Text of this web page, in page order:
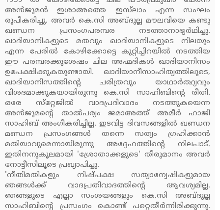
അന്‍ജുമന്‍ ഇശാഅത്തെ ഇസ്‌ലാം എന്ന സംഘം
രൂപീകരിച്ചു. അവര്‍ കെ.സി അബ്ദുല്ല മൗലവിയെ കണ്ടു
ഖണ്ഡന പ്രസംഗപരമ്പര നടത്താനാഭ്യര്‍ഥിച്ചു.
ഖാദിയാനികളുടെ മതവും ഖാദിയാനികളുടെ നിലയും
എന്ന പേരില്‍ കോഴിക്കോട്ടെ കുറ്റിച്ചിറയില്‍ നടത്തിയ
ഈ പരമ്പരക്കുശേഷം ചില അഹ്മദികള്‍ ഖാദിയാനിസം
ഉപേക്ഷിക്കുകയുണ്ടായി. ഖാദിയാനീസാഹിത്യത്തിലൂടെ,
ഖാദിയാനിസത്തിന്റെ ചരിത്രവും യാഥാര്‍ത്ഥ്യവും
വിശദമാക്കുകയായിരുന്നു കെ.സി സാഹിബിന്റെ രീതി.
ഒരേ സ്‌റ്റേജില്‍ വാദപ്രദിവാദം നടത്തുകയെന്ന
അന്‍ജുമന്റെ താല്‍പര്യം ജമാഅത്ത് അമീര്‍ ഹാജി
സാഹിബ് അംഗീകരിച്ചില്ല. ഇടവിട്ട ദിവസങ്ങളില്‍ ഖണ്ഡന
മണ്ഡന പ്രസംഗങ്ങള്‍ തന്നെ സത്യം ഗ്രഹിക്കാന്‍
മതിയാവുമെന്നായിരുന്നു അദ്ദേഹത്തിന്റെ നിലപാട്.
ഇതിനനുകൂലമായി 'ശ്രോതാക്കളുടെ' തീരുമാനം അവര്‍
നോട്ടീസിലൂടെ പ്രഖ്യാപിച്ചു.
'നീതിമതികളും നിഷ്പക്ഷ സത്യാന്വേഷികളുമായ
ഞങ്ങള്‍ക്ക് വാദപ്രതിവാദത്തിന്റെ ആവശ്യമില്ല.
ഞങ്ങളുടെ എല്ലാ സംശയങ്ങളും കെ.സി അബ്ദുല്ല
സാഹിബിന്റെ പ്രസംഗം കൊണ്ട് പറ്റെതീര്‍ന്നിരിക്കുന്നു.